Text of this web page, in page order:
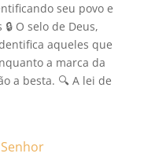
seu povo e
O selo de Deus,
aqueles que
a marca da
a besta. 🔍 A lei de